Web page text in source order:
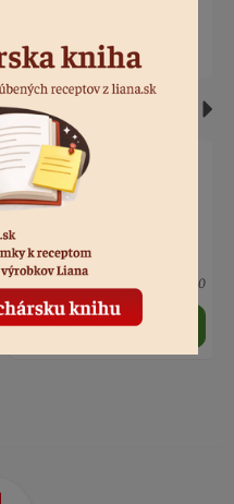
Lopatka na krájanie a
Nedostupné Kód: 1010
2,80 €